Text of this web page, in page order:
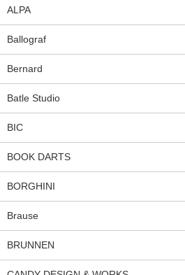
ALPA
Ballograf
Bernard
Batle Studio
BIC
BOOK DARTS
BORGHINI
Brause
BRUNNEN